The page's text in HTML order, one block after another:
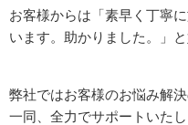
お客様からは「素早く丁寧
います。助かりました。」
弊社ではお客様のお悩み解
一同、全力でサポートいたし